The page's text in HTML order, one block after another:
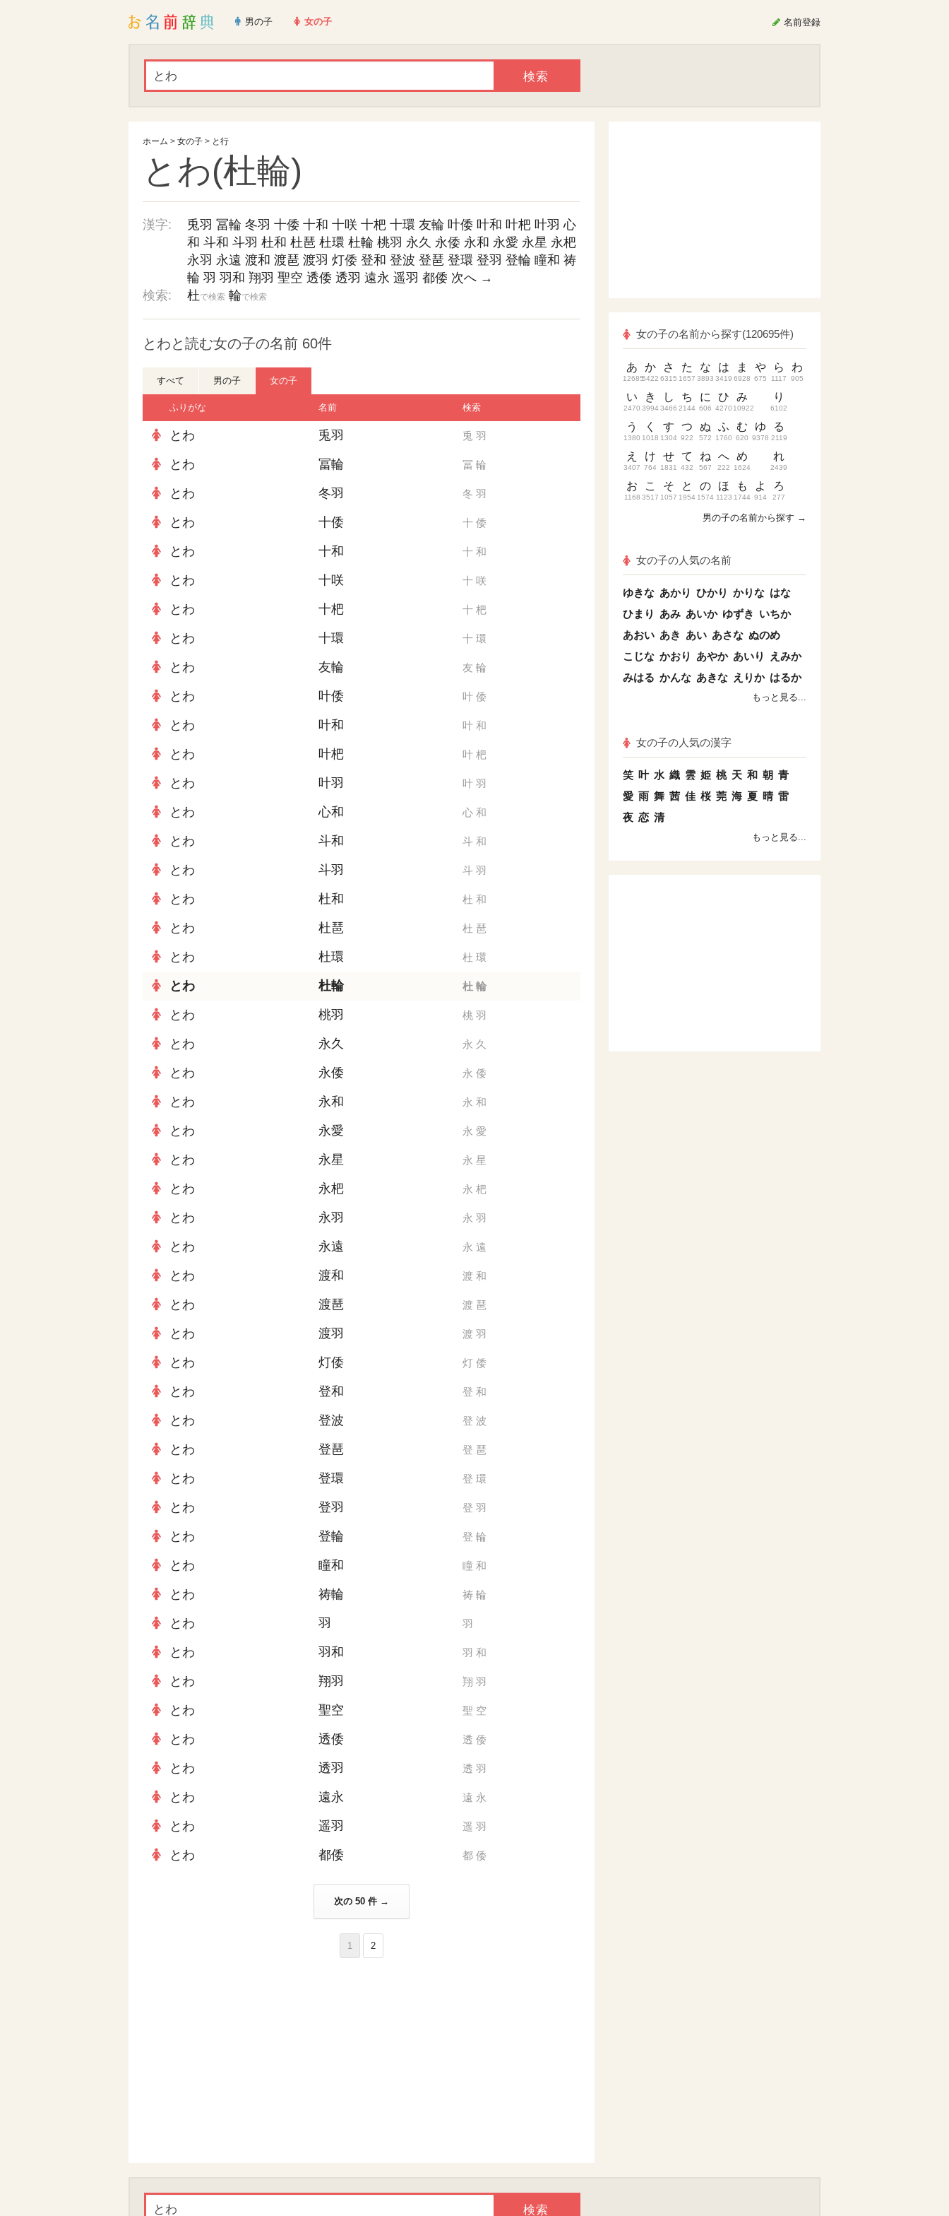
男の子 女の子 名前登録
ホーム > 女の子 > と行
とわ(杜輪)
漢字: 兎羽 冨輪 冬羽 十倭 十和 十咲 十杷 十環 友輪 叶倭 叶和 叶杷 叶羽 心
和 斗和 斗羽 杜和 杜琶 杜環 杜輪 桃羽 永久 永倭 永和 永愛 永星 永杷
永羽 永遠 渡和 渡琶 渡羽 灯倭 登和 登波 登琶 登環 登羽 登輪 瞳和 祷
輪 羽 羽和 翔羽 聖空 透倭 透羽 遠永 遥羽 都倭 次へ →
検索:
杜で検索 輪で検索
とわと読む女の子の名前 60件
すべて 男の子 女の子
ふりがな 名前 検索
とわ 兎羽 兎 羽
とわ 冨輪 冨 輪
とわ 冬羽 冬 羽
とわ 十倭 十 倭
とわ 十和 十 和
とわ 十咲 十 咲
とわ 十杷 十 杷
とわ 十環 十 環
とわ 友輪 友 輪
とわ 叶倭 叶 倭
とわ 叶和 叶 和
とわ 叶杷 叶 杷
とわ 叶羽 叶 羽
とわ 心和 心 和
とわ 斗和 斗 和
とわ 斗羽 斗 羽
とわ 杜和 杜 和
とわ 杜琶 杜 琶
とわ 杜環 杜 環
とわ 杜輪 杜 輪
とわ 桃羽 桃 羽
とわ 永久 永 久
とわ 永倭 永 倭
とわ 永和 永 和
とわ 永愛 永 愛
とわ 永星 永 星
とわ 永杷 永 杷
とわ 永羽 永 羽
とわ 永遠 永 遠
とわ 渡和 渡 和
とわ 渡琶 渡 琶
とわ 渡羽 渡 羽
とわ 灯倭 灯 倭
とわ 登和 登 和
とわ 登波 登 波
とわ 登琶 登 琶
とわ 登環 登 環
とわ 登羽 登 羽
とわ 登輪 登 輪
とわ 瞳和 瞳 和
とわ 祷輪 祷 輪
とわ 羽 羽
とわ 羽和 羽 和
とわ 翔羽 翔 羽
とわ 聖空 聖 空
とわ 透倭 透 倭
とわ 透羽 透 羽
とわ 遠永 遠 永
とわ 遥羽 遥 羽
とわ 都倭 都 倭
次の 50 件 →
1 2
女の子の名前から探す(120695件)
あ
12685
い
2470
う
1380
え
3407
お
1168
か
5422
き
3994
く
1018
け
764
こ
3517
さ
6315
し
3466
す
1304
せ
1831
そ
1057
た
1657
ち
2144
つ
922
て
432
と
1954
な
3893
に
606
ぬ
572
ね
567
の
1574
は
3419
ひ
4270
ふ
1760
へ
222
ほ
1123
ま
6928
み
10922
む
620
め
1624
も
1744
や
675
ゆ
9378
よ
914
ら
1117
り
6102
る
2119
れ
2439
ろ
277
わ
905
男の子の名前から探す →
女の子の人気の名前
ゆきな あかり ひかり かりな はな
ひまり
あみ あいか ゆずき いちか
あおい あき あい あさな ぬのめ
こじな かおり あやか あいり
えみか
みはる かんな あきな えりか はるか
もっと見る...
女の子の人気の漢字
笑 叶 水 織 雲 姫 桃 天 和 朝 青
愛 雨 舞 茜 佳 桜 莞 海 夏 晴 雷
夜 恋 清
もっと見る...